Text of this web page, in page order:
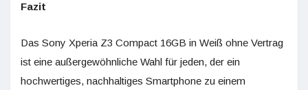
Fazit
Das Sony Xperia Z3 Compact 16GB in Weiß ohne Vertrag
ist eine außergewöhnliche Wahl für jeden, der ein
hochwertiges, nachhaltiges Smartphone zu einem